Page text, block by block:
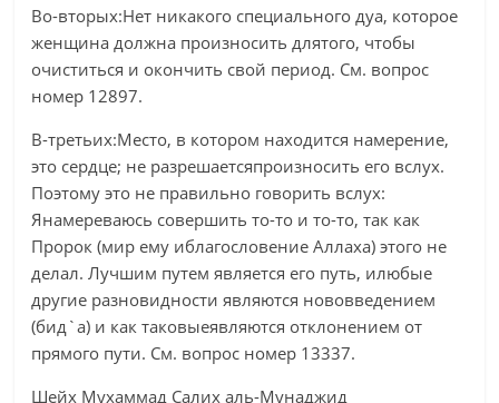
Во-вторых:Нет никакого специального дуа, которое
женщина должна произносить длятого, чтобы
очиститься и окончить свой период. См. вопрос
номер 12897.
В-третьих:Место, в котором находится намерение,
это сердце; не разрешаетсяпроизносить его вслух.
Поэтому это не правильно говорить вслух:
Янамереваюсь совершить то-то и то-то, так как
Пророк (мир ему иблагословение Аллаха) этого не
делал. Лучшим путем является его путь, илюбые
другие разновидности являются нововведением
(бид`а) и как таковыеявляются отклонением от
прямого пути. См. вопрос номер 13337.
Шейх Мухаммад Салих аль-Мунаджид